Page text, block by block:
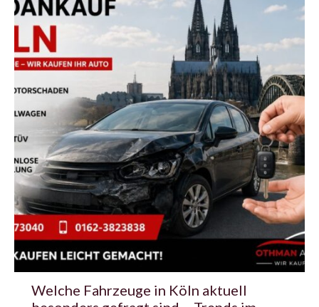
Welche Fahrzeuge in Köln aktuell